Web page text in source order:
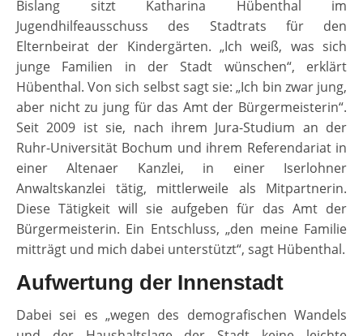
Bislang sitzt Katharina Hübenthal im
Jugendhilfeausschuss des Stadtrats für den
Elternbeirat der Kindergärten. „Ich weiß, was sich
junge Familien in der Stadt wünschen“, erklärt
Hübenthal. Von sich selbst sagt sie: „Ich bin zwar jung,
aber nicht zu jung für das Amt der Bürgermeisterin“.
Seit 2009 ist sie, nach ihrem Jura-Studium an der
Ruhr-Universität Bochum und ihrem Referendariat in
einer Altenaer Kanzlei, in einer Iserlohner
Anwaltskanzlei tätig, mittlerweile als Mitpartnerin.
Diese Tätigkeit will sie aufgeben für das Amt der
Bürgermeisterin. Ein Entschluss, „den meine Familie
mitträgt und mich dabei unterstützt“, sagt Hübenthal.
Aufwertung der Innenstadt
Dabei sei es „wegen des demografischen Wandels